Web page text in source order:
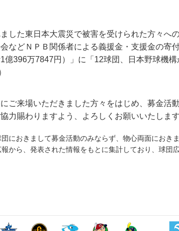
した東日本大震災で被害を受けられた方々へ
などＮＰＢ関係者による義援金・支援金の
億396万7847円）」に「12球団、日本野球機
ご来場いただきました方々をはじめ、募金活
力賜わりますよう、よろしくお願いいたします
におきまして募金活動のみならず、物心両面におき
から、発表された情報をもとに集計しており、球団